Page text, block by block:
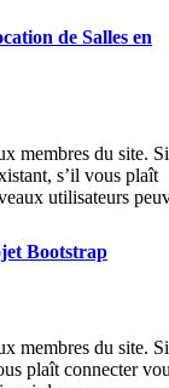
de Salles en
membres du site. Si
s’il vous plaît
utilisateurs
Bootstrap
membres du site.
plaît connecter